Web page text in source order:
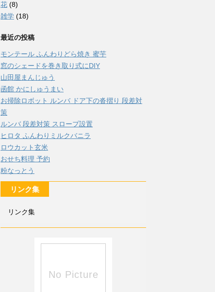
花 (8)
雑学 (18)
最近の投稿
モンテール ふんわりどら焼き 蜜芋
窓のシェードを巻き取り式にDIY
山田屋まんじゅう
函館 かにしゅうまい
お掃除ロボット ルンバ ドア下の沓摺り 段差対
策
ルンバ 段差対策 スロープ設置
ヒロタ ふんわりミルクバニラ
ロウカット玄米
おせち料理 予約
粉なっとう
リンク集
リンク集